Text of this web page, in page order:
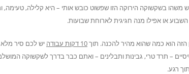
בשקשוקה הירוקה הזו שפשוט כובש אותי – היא קלילה, טעימה,
או אפילו מנה חגיגית לארוחת שבועות.
הוא כמה שהוא מהיר להכנה. תוך10 דקות עבודה
יש לכם סיר
– תרד טרי, גבינות ותבלינים – ואתם כבר בדרך לשקשוקה
רגע.